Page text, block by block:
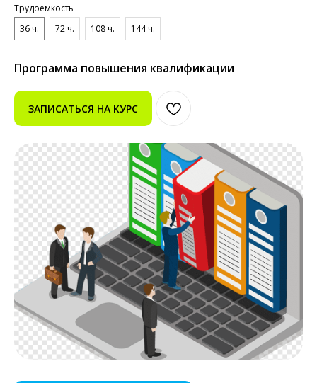
Трудоемкость
36 ч.
72 ч. 108 ч. 144 ч.
Программа повышения квалификации
ЗАПИСАТЬСЯ НА КУРС